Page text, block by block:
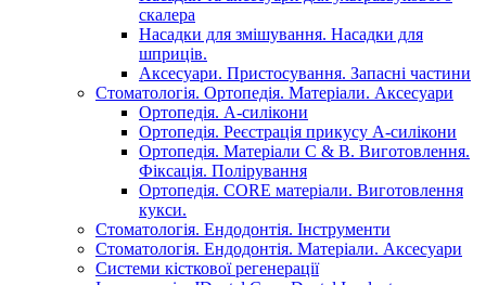
скалера
Насадки для змішування. Насадки для
шприців.
Аксесуари. Пристосування. Запасні частини
Стоматологія. Ортопедія. Матеріали. Аксесуари
Ортопедія. А-силікони
Ортопедія. Реєстрація прикусу А-силікони
Ортопедія. Матеріали C & B. Виготовлення.
Фіксація. Полірування
Ортопедія. CORE матеріали. Виготовлення
кукси.
Стоматологія. Ендодонтія. Інструменти
Стоматологія. Ендодонтія. Матеріали. Аксесуари
Системи кісткової регенерації